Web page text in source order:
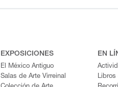
EXPOSICIONES
El México Antiguo
Salas de Arte Virreinal
EN
Libros